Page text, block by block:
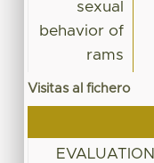
sexual
behavior of
rams
Visitas al fichero
EVALUATION